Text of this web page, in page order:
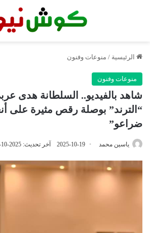
الرئيسية / منوعات وفنون
منوعات وفنون
شاهد بالفيديو.. السلطانة هدى
“الترند” بوصلة رقص مثيرة على
ضراعو”
ياسين محمد 2025-10-19 آخر تحديث: 2025-10-19